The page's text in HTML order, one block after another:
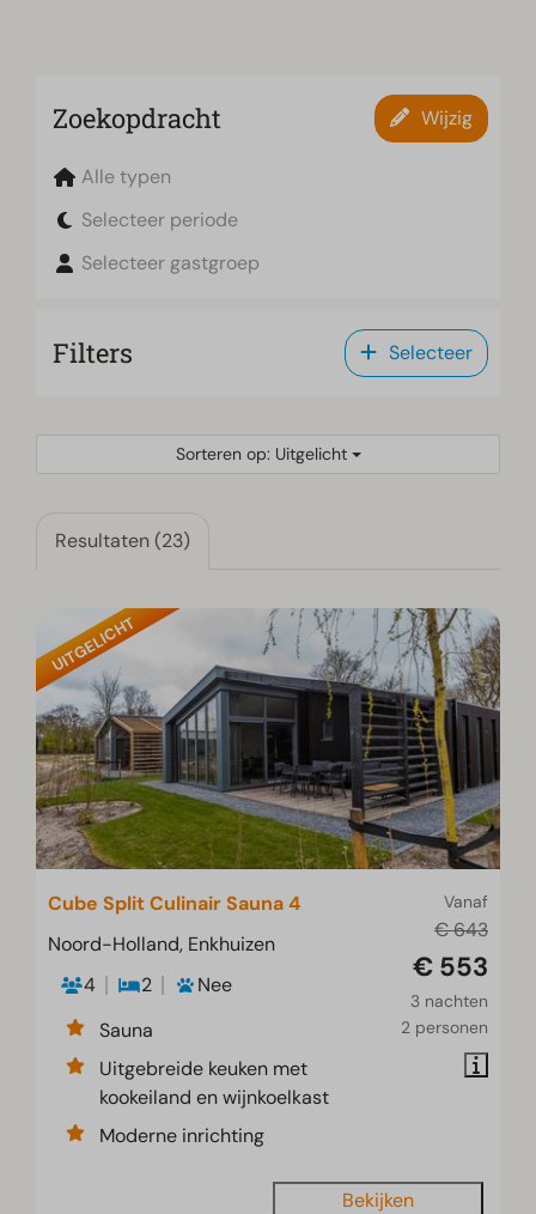
Zoekopdracht Wijzig
Alle typen
Selecteer periode
Selecteer gastgroep
Filters Selecteer
Sorteren op: Uitgelicht
Resultaten (23)
UITGELICHT
Vanaf
€ 643
€ 553
3 nachten
2 personen
Cube Split Culinair Sauna 4
Noord-Holland, Enkhuizen
4
2
Nee
Sauna
Uitgebreide keuken met
kookeiland en wijnkoelkast
Moderne inrichting
Bekijken